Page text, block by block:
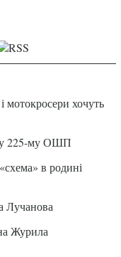
мотокросери хочуть
у 225-му ОШП
в родині
Лучанова
Журила